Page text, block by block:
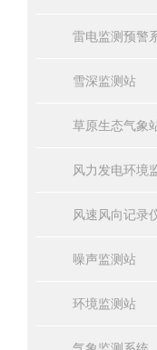
雷电监测预警
雪深监测站
草原生态气象
风力发电环境
风速风向记录
噪声监测站
环境监测站